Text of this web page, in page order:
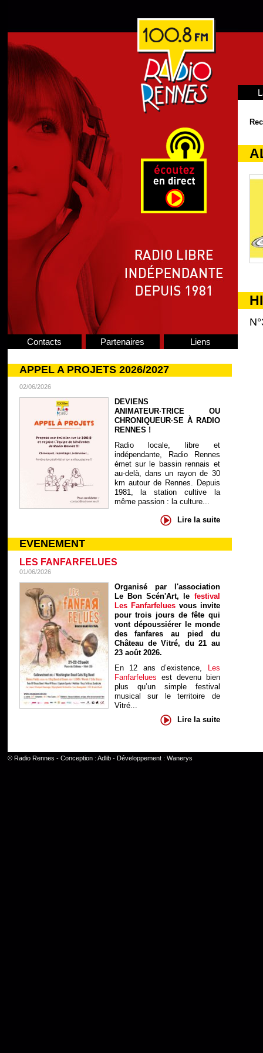
Contacts Partenaires Liens
APPEL A PROJETS 2026/2027
02/06/2026
DEVIENS
ANIMATEUR·TRICE OU
CHRONIQUEUR·SE À RADIO
RENNES !
Radio locale, libre et
indépendante, Radio Rennes
émet sur le bassin rennais et
au-delà, dans un rayon de 30
km autour de Rennes. Depuis
1981, la station cultive la
même passion : la culture...
Lire la suite
EVENEMENT
LES FANFARFELUES
01/06/2026
Organisé par l'association
Le Bon Scén'Art, le festival
Les Fanfarfelues vous invite
pour trois jours de fête qui
vont dépoussiérer le monde
des fanfares au pied du
Château de Vitré, du 21 au
23 août 2026.
En 12 ans d’existence, Les
Fanfarfelues est devenu bien
plus qu’un simple festival
musical sur le territoire de
Vitré...
Lire la suite
© Radio Rennes - Conception : Adlib- Développement : Wanerys